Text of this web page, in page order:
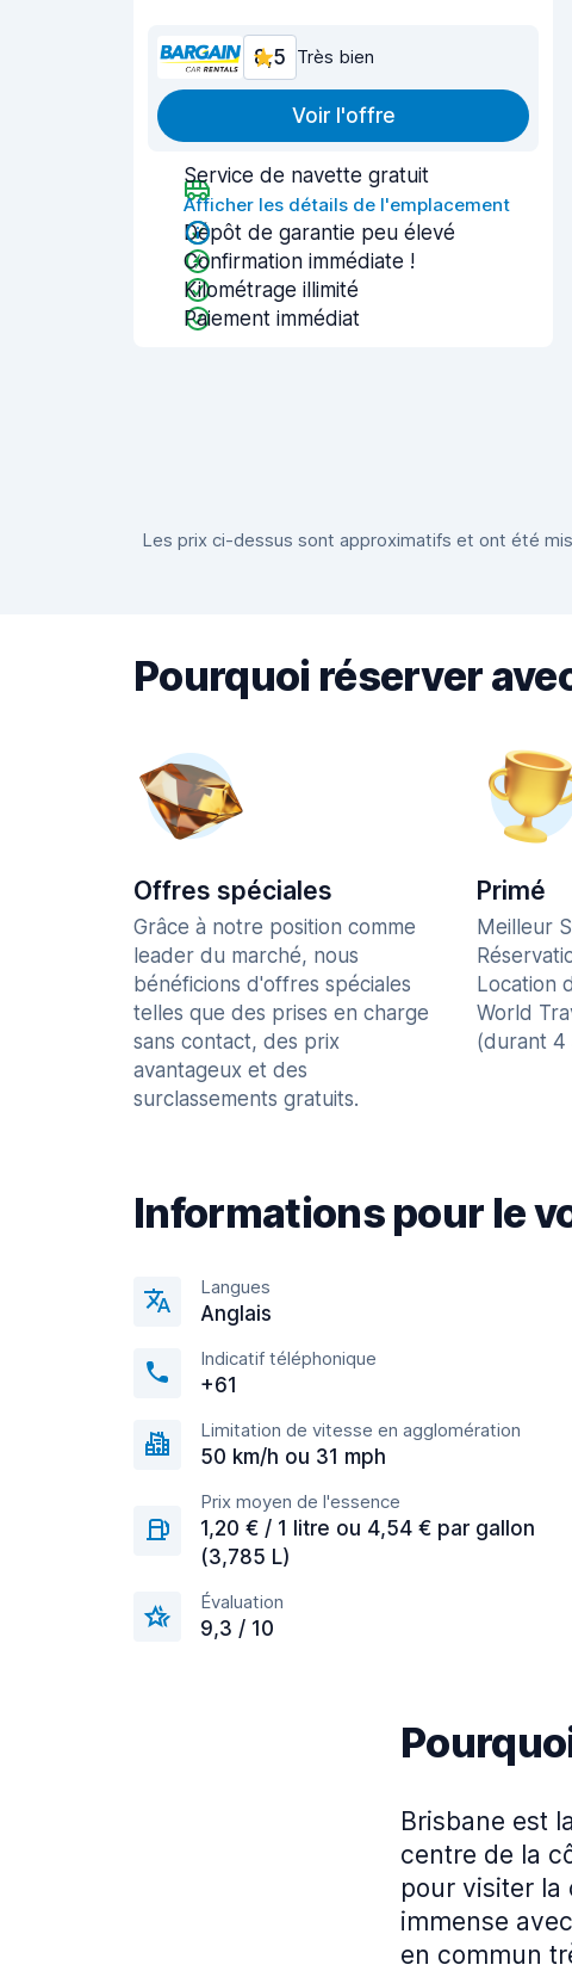
8,5 Très bien
Voir l'offre
Service de navette gratuit
Afficher les détails de l'emplacement
Dépôt de garantie peu élevé
Confirmation immédiate !
Kilométrage illimité
Paiement immédiat
Les prix ci-dessus sont approximatifs et ont été
Pourquoi réserver
Offres spéciales
Grâce à notre position comme
leader du marché, nous
bénéficions d'offres spéciales
telles que des prises en charge
sans contact, des prix
avantageux et des
surclassements gratuits.
Primé
Meilleur
Location
World
(durant 4
Informations pour le
Langues
Anglais
Indicatif téléphonique
+61
Limitation de vitesse en agglomération
50 km/h ou 31 mph
Prix moyen de l'essence
1,20 € / 1 litre ou 4,54 € par gallon
(3,785 L)
Évaluation
9,3 / 10
Brisbane est
centre de la
pour visiter la
immense
en commun